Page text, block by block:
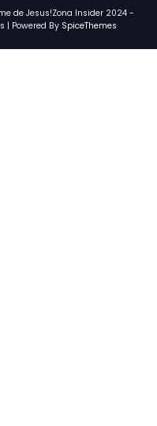
de Jesus!Zona Insider 2024 -
| Powered By SpiceThemes